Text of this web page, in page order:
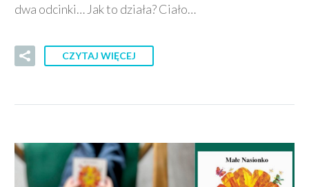
dwa odcinki… Jak to działa? Ciało…
CZYTAJ WIĘCEJ